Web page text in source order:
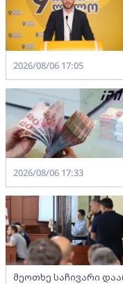
2026/08/06 17:05
2026/08/06 17:33
მეოთხე საჩივარი